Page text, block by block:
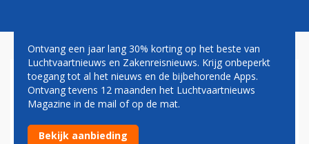
SINGLE PILOT OPERATIONS
Gaat er een streep door het idee voor Single Pilot
Ontvang een jaar lang 30% korting op het beste van
Luchtvaartnieuws en Zakenreisnieuws. Krijg onbeperkt
toegang tot al het nieuws en de bijbehorende Apps.
Ontvang tevens 12 maanden het Luchtvaartnieuws
Magazine in de mail of op de mat.
Bekijk aanbieding